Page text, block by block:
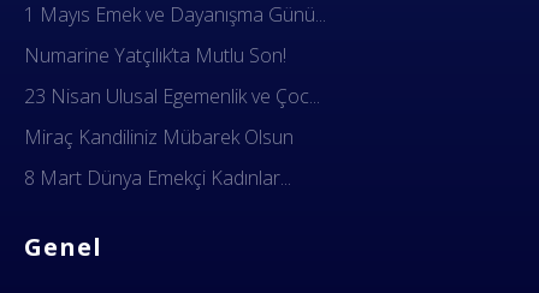
1 Mayıs Emek ve Dayanışma Günü...
Numarine Yatçılık’ta Mutlu Son!
23 Nisan Ulusal Egemenlik ve Çoc...
Miraç Kandiliniz Mübarek Olsun
8 Mart Dünya Emekçi Kadınlar...
Genel